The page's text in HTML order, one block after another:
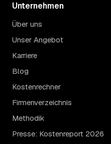
Unternehmen
Über uns
Unser Angebot
Karriere
Blog
Kostenrechner
Firmenverzeichnis
Methodik
Presse: Kostenreport 2026